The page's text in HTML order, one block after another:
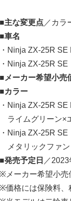
■主な変更点 ／カラ
■車名
・Ninja ZX-25R SE
・Ninja ZX-25R SE
■メーカー希望小売
■カラー
・Ninja ZX-25R SE
ライムグリーン×
・Ninja ZX-25R SE
メタリックファン
■発売予定日 ／2023
※メーカー希望小売
※価格には保険料、